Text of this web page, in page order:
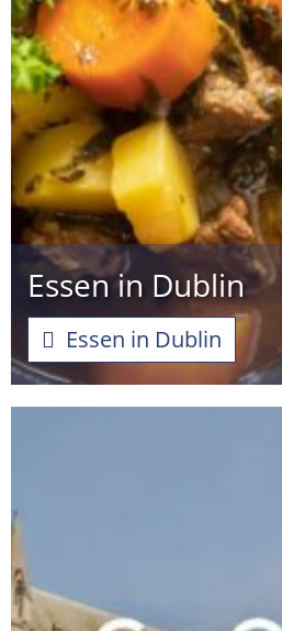
Essen in Dublin
Essen in Dublin